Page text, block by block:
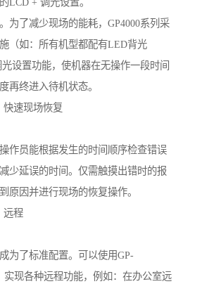
LCD + 调光设置。
为了减少现场的能耗，GP4000系列采
（如：所有机型都配有LED背光
设置功能，使机器在无操作一段时间
再终进入待机状态。
：快速现场恢复
作员能根据发生的时间顺序检查错误
少延误的时间。仅需触摸出错时的报
原因并进行现场的恢复操作。
远程
为了标准配置。可以使用GP-
实现各种远程功能，例如：在办公室远